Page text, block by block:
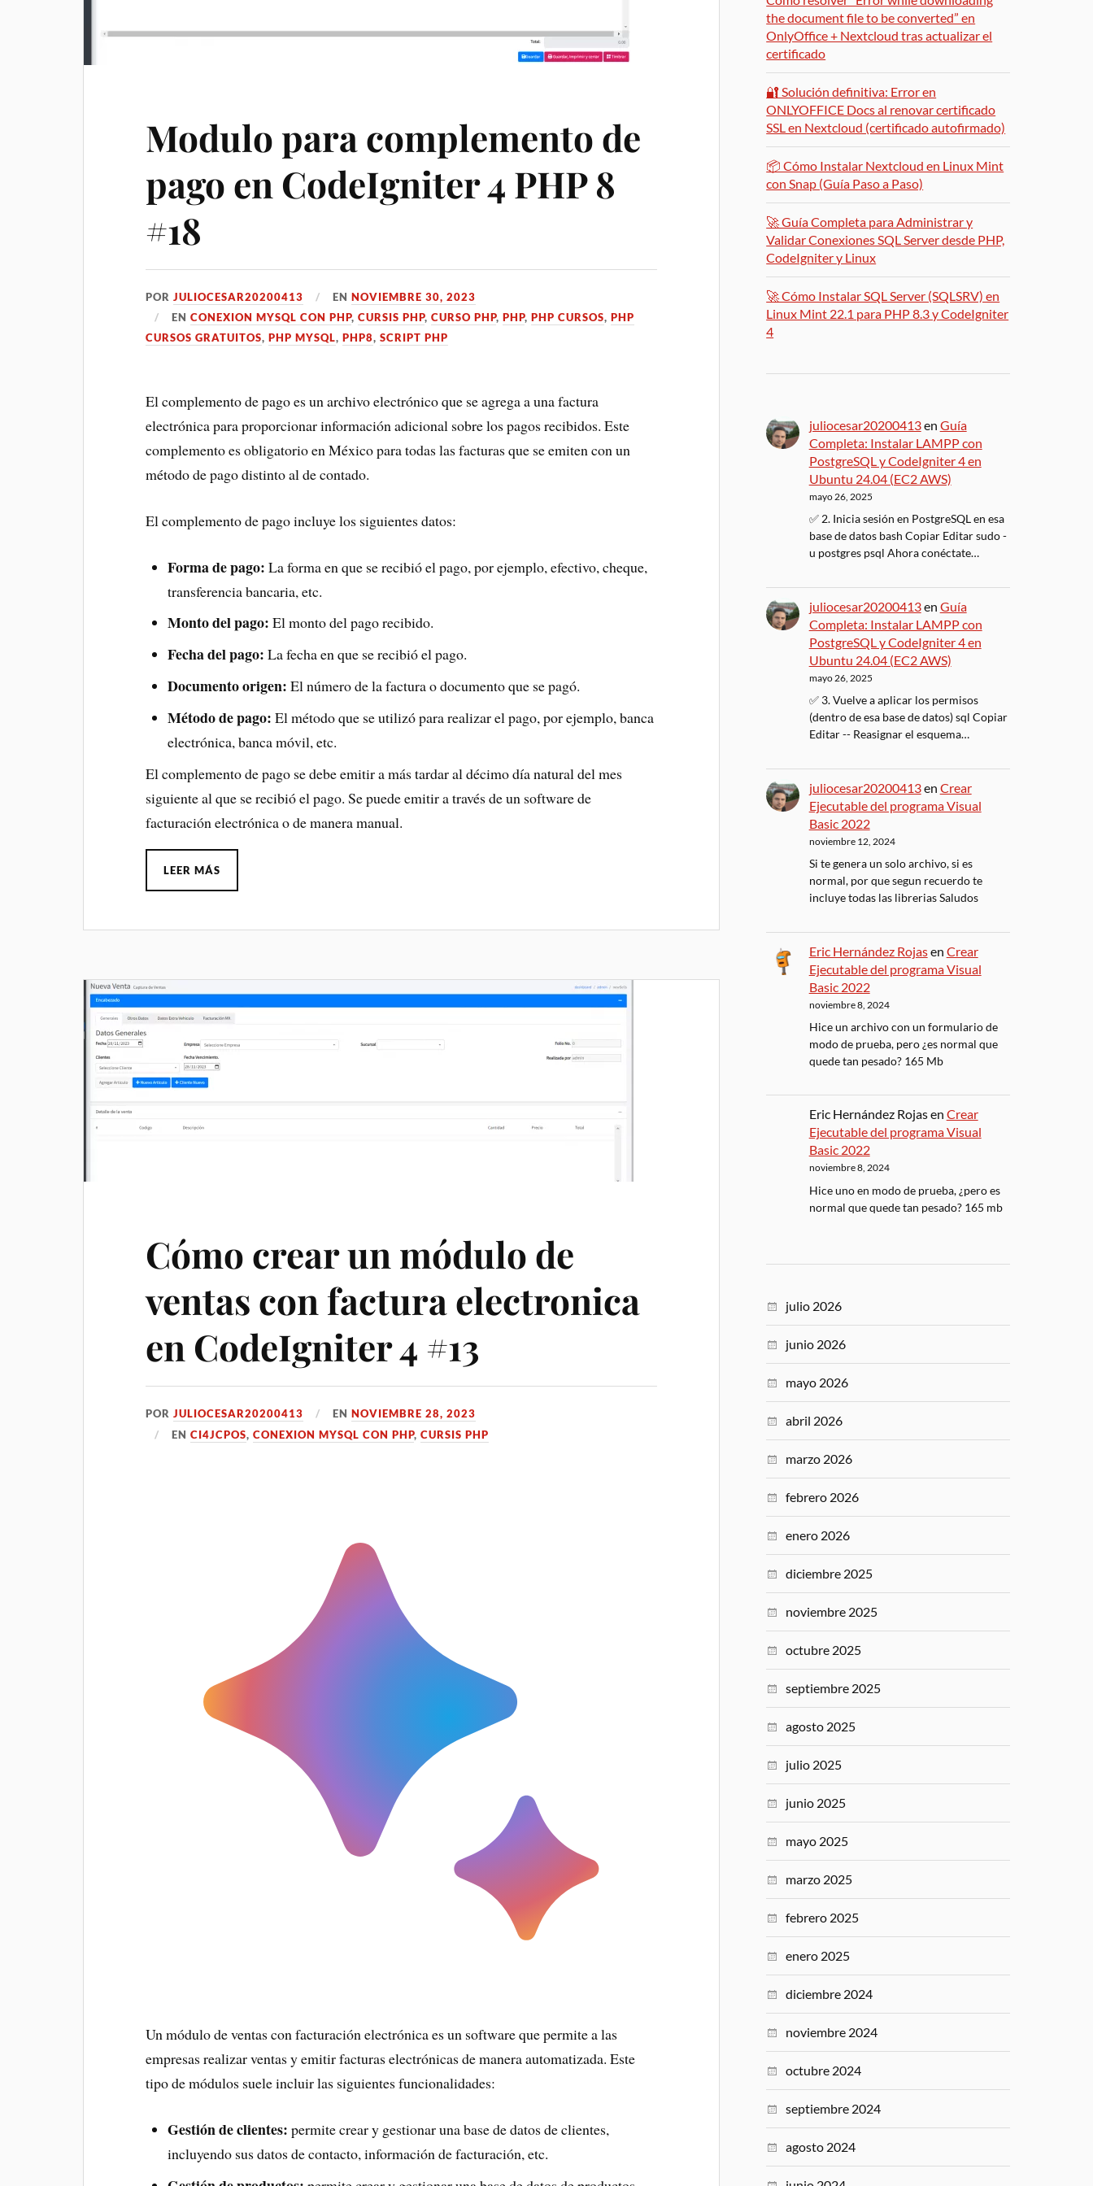
Modulo para complemento de
pago en CodeIgniter 4 PHP 8
#18
PORJULIOCESAR20200413 ENNOVIEMBRE 30, 2023
ENCONEXION MYSQL CON PHP,CURSIS PHP,CURSO PHP,PHP,PHP CURSOS,PHP
CURSOS GRATUITOS,PHP MYSQL,PHP8,SCRIPT PHP
El complemento de pago es un archivo electrónico que se agrega a una factura
electrónica para proporcionar información adicional sobre los pagos recibidos. Este
complemento es obligatorio en México para todas las facturas que se emiten con un
método de pago distinto al de contado.
El complemento de pago incluye los siguientes datos:
Forma de pago: La forma en que se recibió el pago, por ejemplo, efectivo, cheque,
transferencia bancaria, etc.
Monto del pago: El monto del pago recibido.
Fecha del pago: La fecha en que se recibió el pago.
Documento origen: El número de la factura o documento que se pagó.
Método de pago: El método que se utilizó para realizar el pago, por ejemplo, banca
electrónica, banca móvil, etc.
El complemento de pago se debe emitir a más tardar al décimo día natural del mes
siguiente al que se recibió el pago. Se puede emitir a través de un software de
facturación electrónica o de manera manual.
LEER MÁS
Cómo crear un módulo de
ventas con factura electronica
en CodeIgniter 4 #13
PORJULIOCESAR20200413 ENNOVIEMBRE 28, 2023
ENCI4JCPOS,CONEXION MYSQL CON PHP,CURSIS PHP
Un módulo de ventas con facturación electrónica es un software que permite a las
empresas realizar ventas y emitir facturas electrónicas de manera automatizada. Este
tipo de módulos suele incluir las siguientes funcionalidades:
Gestión de clientes: permite crear y gestionar una base de datos de clientes,
incluyendo sus datos de contacto, información de facturación, etc.
the document file to be converted” en
OnlyOffice + Nextcloud tras actualizar el
certificado
🔐 Solución definitiva: Error en
ONLYOFFICE Docs al renovar certificado
SSL en Nextcloud (certificado autofirmado)
📦 Cómo Instalar Nextcloud en Linux Mint
con Snap (Guía Paso a Paso)
🚀 Guía Completa para Administrar y
Validar Conexiones SQL Server desde PHP,
CodeIgniter y Linux
🚀 Cómo Instalar SQL Server (SQLSRV) en
Linux Mint 22.1 para PHP 8.3 y CodeIgniter
4
juliocesar20200413en Guía
Completa: Instalar LAMPP con
PostgreSQL y CodeIgniter 4 en
Ubuntu 24.04 (EC2 AWS)
mayo 26, 2025
✅ 2. Inicia sesión en PostgreSQL en esa
base de datos bash Copiar Editar sudo -
u postgres psql Ahora conéctate…
juliocesar20200413en Guía
Completa: Instalar LAMPP con
PostgreSQL y CodeIgniter 4 en
Ubuntu 24.04 (EC2 AWS)
mayo 26, 2025
✅ 3. Vuelve a aplicar los permisos
(dentro de esa base de datos) sql Copiar
Editar -- Reasignar el esquema…
juliocesar20200413en Crear
Ejecutable del programa Visual
Basic 2022
noviembre 12, 2024
Si te genera un solo archivo, si es
normal, por que segun recuerdo te
incluye todas las librerias Saludos
Eric Hernández Rojasen Crear
Ejecutable del programa Visual
Basic 2022
noviembre 8, 2024
Hice un archivo con un formulario de
modo de prueba, pero ¿es normal que
quede tan pesado? 165 Mb
Eric Hernández Rojasen Crear
Ejecutable del programa Visual
Basic 2022
noviembre 8, 2024
Hice uno en modo de prueba, ¿pero es
normal que quede tan pesado? 165 mb
julio 2026
junio 2026
mayo 2026
abril 2026
marzo 2026
febrero 2026
enero 2026
diciembre 2025
noviembre 2025
octubre 2025
septiembre 2025
agosto 2025
julio 2025
junio 2025
mayo 2025
marzo 2025
febrero 2025
enero 2025
diciembre 2024
noviembre 2024
octubre 2024
septiembre 2024
agosto 2024